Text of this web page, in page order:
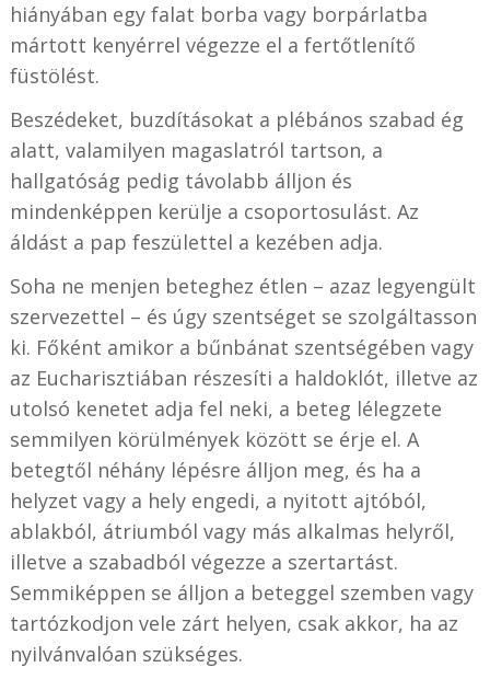
hiányában egy falat borba vagy borpárlatba
mártott kenyérrel végezze el a fertőtlenítő
füstölést.
Beszédeket, buzdításokat a plébános szabad ég
alatt, valamilyen magaslatról tartson, a
hallgatóság pedig távolabb álljon és
mindenképpen kerülje a csoportosulást. Az
áldást a pap feszülettel a kezében adja.
Soha ne menjen beteghez étlen – azaz legyengült
szervezettel – és úgy szentséget se szolgáltasson
ki. Főként amikor a bűnbánat szentségében vagy
az Eucharisztiában részesíti a haldoklót, illetve az
utolsó kenetet adja fel neki, a beteg lélegzete
semmilyen körülmények között se érje el. A
betegtől néhány lépésre álljon meg, és ha a
helyzet vagy a hely engedi, a nyitott ajtóból,
ablakból, átriumból vagy más alkalmas helyről,
illetve a szabadból végezze a szertartást.
Semmiképpen se álljon a beteggel szemben vagy
tartózkodjon vele zárt helyen, csak akkor, ha az
nyilvánvalóan szükséges.